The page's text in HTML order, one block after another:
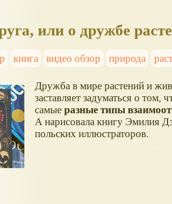
или о дружбе
книга видео обзор природа
Дружба в мире растений и
заставляет задуматься о том,
самые разные типы
А нарисовала книгу Эмилия
польских иллюстраторов.